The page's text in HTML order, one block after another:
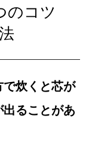
のコツ
炊くと芯が
ることがあ